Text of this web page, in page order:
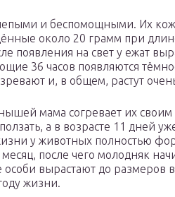
и беспомощными. Их
около 20 грамм при
появления на свет у ежат
36 часов появляются
и, в общем, растут
мама согревает их
а в возрасте 11 дней
у животных полностью
после чего молодняк
вырастают до размеров
жизни.